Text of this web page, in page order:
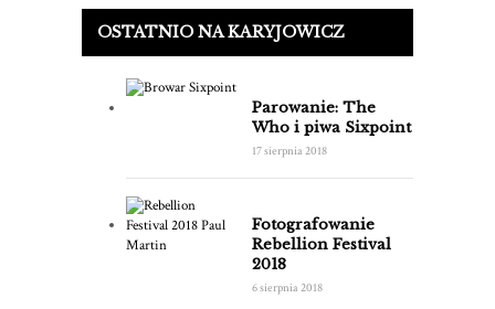
OSTATNIO NA KARYJOWICZ
Parowanie: The
Who i piwa Sixpoint
17 sierpnia 2018
Fotografowanie
Rebellion Festival
2018
6 sierpnia 2018